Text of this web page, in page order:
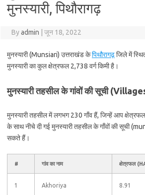
मुनस्यारी, पिथौरागढ़
Byadmin जून 18, 2022
मुनस्यारी (Munsiari) उत्तराखंड केपिथौरागढ़जिले में
मुनस्यारी का कुल क्षेत्रफल 2,738 वर्ग किमी है।
मुनस्यारी तहसील के गांवों की सूची
मुनस्यारी तहसील में लगभग 230 गाँव हैं, जिन्हें आप
के साथ नीचे दी गई मुनस्यारी तहसील के गाँवों की सूची
सकते हैं।
# गांव का नाम क्षेत्रफल
1 Akhoriya 8.91